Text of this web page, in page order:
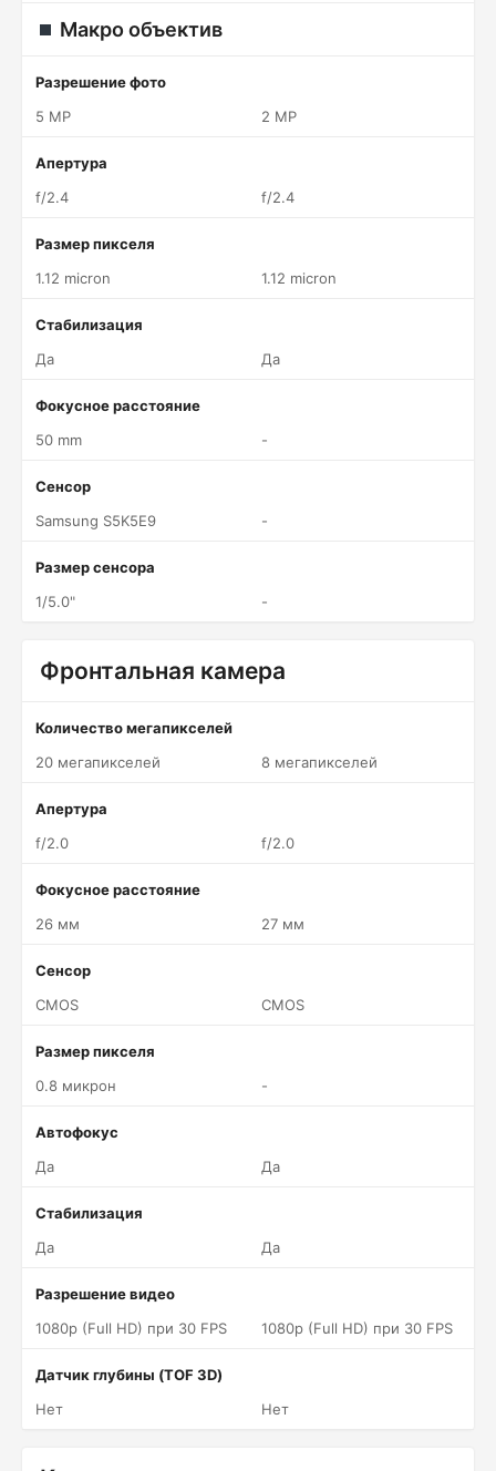
Макро объектив
Разрешение фото
5 MP
2 MP
Апертура
f/2.4
f/2.4
Размер пикселя
1.12 micron
1.12 micron
Стабилизация
Да
Да
Фокусное расстояние
50 mm
-
Сенсор
Samsung S5K5E9
-
Размер сенсора
1/5.0"
-
Фронтальная камера
Количество мегапикселей
20 мегапикселей
8 мегапикселей
Апертура
f/2.0
f/2.0
Фокусное расстояние
26 мм
27 мм
Сенсор
CMOS
CMOS
Размер пикселя
0.8 микрон
-
Автофокус
Да
Да
Стабилизация
Да
Да
Разрешение видео
1080p (Full HD) при 30 FPS
1080p (Full HD) при 30 FPS
Датчик глубины (TOF 3D)
Нет
Нет